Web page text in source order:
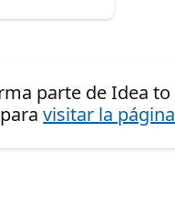
parte de Idea
visitar la